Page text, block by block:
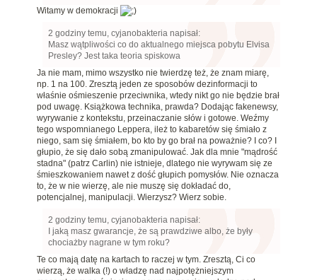
Witamy w demokracji
2 godziny temu, cyjanobakteria napisał:
Masz wątpliwości co do aktualnego miejsca pobytu Elvisa
Presley? Jest taka teoria spiskowa
Ja nie mam, mimo wszystko nie twierdzę też, że znam miarę,
np. 1 na 100. Zresztą jeden ze sposobów dezinformacji to
właśnie ośmieszenie przeciwnika, wtedy nikt go nie będzie brał
pod uwagę. Książkowa technika, prawda? Dodając fakenewsy,
wyrywanie z kontekstu, przeinaczanie słów i gotowe. Weźmy
tego wspomnianego Leppera, ileż to kabaretów się śmiało z
niego, sam się śmiałem, bo kto by go brał na poważnie? I co? I
głupio, że się dało sobą zmanipulować. Jak dla mnie "mądrość
stadna" (patrz Carlin) nie istnieje, dlatego nie wyrywam się ze
śmieszkowaniem nawet z dość głupich pomysłów. Nie oznacza
to, że w nie wierzę, ale nie muszę się dokładać do,
potencjalnej, manipulacji. Wierzysz? Wierz sobie.
2 godziny temu, cyjanobakteria napisał:
I jaką masz gwarancje, że są prawdziwe albo, że były
chociażby nagrane w tym roku?
Te co mają datę na kartach to raczej w tym. Zresztą, Ci co
wierzą, że walka (!) o władzę nad najpotężniejszym